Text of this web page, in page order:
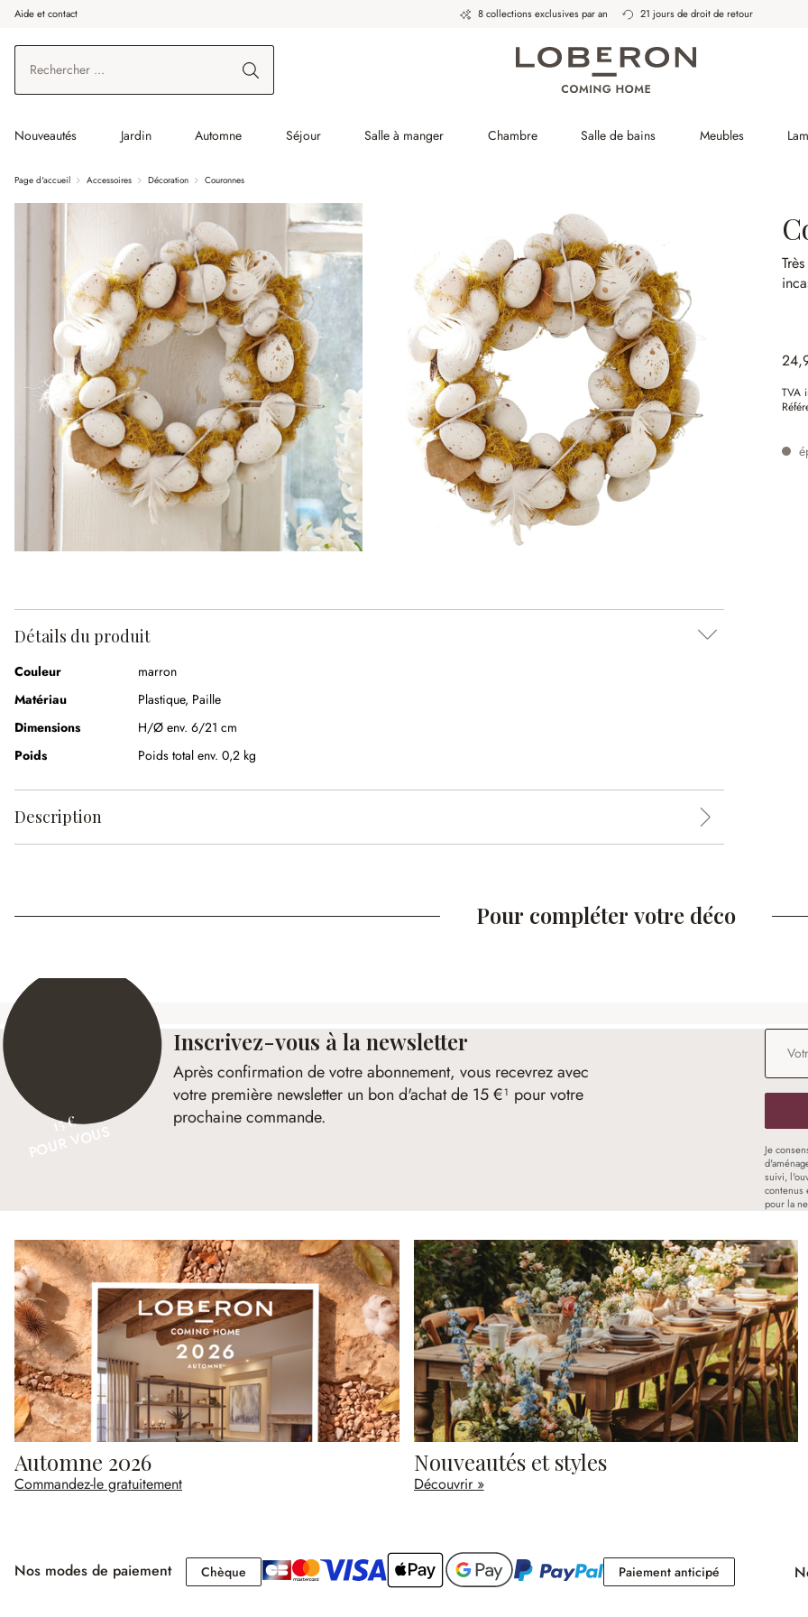
au contenu principal
Aller à la recherche
Aller à la navigation principale
Aide et contact 8 collections exclusives par an 21 jours de droit de retour
Nouveautés Jardin Automne Séjour Salle à manger Chambre Salle de bains Meubles
Page d'accueil Accessoires Décoration Couronnes
TVA
Détails du produit
Couleur
marron
Matériau
Plastique, Paille
Dimensions
H/Ø env. 6/21 cm
Poids
Poids total env. 0,2 kg
Description
Pour compléter votre déco
15 €
Inscrivez-vous à la newsletter
Après confirmation de votre abonnement, vous recevrez avec
votre première newsletter un bon d'achat de 15 €¹ pour votre
prochaine commande.
Je
suivi,
contenus
pour la
Automne 2026
Commandez-le gratuitement
Nouveautés et styles
Découvrir »
Nos modes de paiement Chèque Chèque Paiement anticipéPaiement